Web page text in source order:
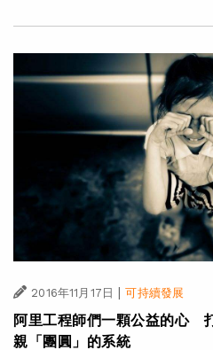
2016年11月17日 | 可持續發展
阿里工程師們一顆公益的心
親「團圓」的系統